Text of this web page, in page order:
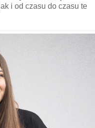
i od czasu do czasu te